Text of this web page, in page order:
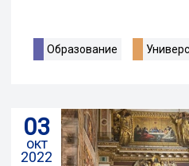
Образование
03
окт
2022